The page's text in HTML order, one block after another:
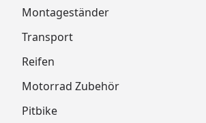
Montageständer
Transport
Reifen
Motorrad Zubehör
Pitbike